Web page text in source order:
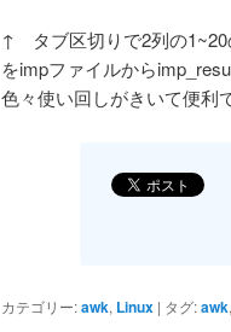
↑ タブ区切りで2列の1~20
をimpファイルから
色々使い回しがきいて便利
カテゴリー:awk, Linux | タグ:awk,